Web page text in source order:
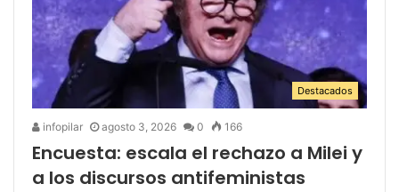
Destacados
infopilar agosto 3, 2026 0 166
Encuesta: escala el rechazo a Milei y
a los discursos antifeministas